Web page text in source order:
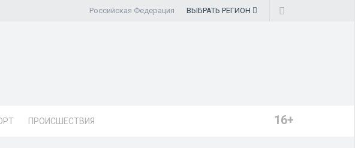
Российская Федерация ВЫБРАТЬ РЕГИОН
ПРОИСШЕСТВИЯ 16+